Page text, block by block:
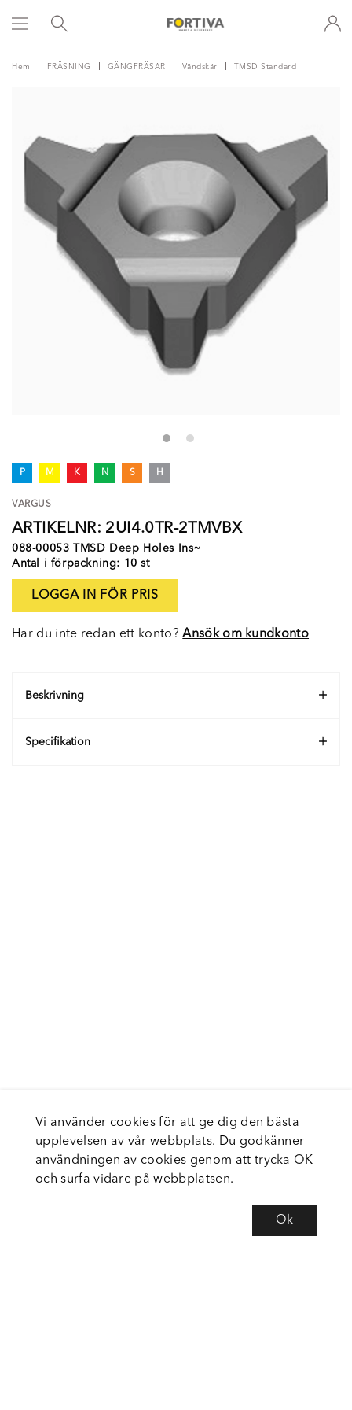
Hem FRÄSNING GÄNGFRÄSAR Vändskär TMSD Standard
P M K N S H
VARGUS
ARTIKELNR: 2UI4.0TR-2TMVBX
088-00053 TMSD Deep Holes Ins~
Antal i förpackning: 10 st
LOGGA IN FÖR PRIS
Har du inte redan ett konto?Ansök om kundkonto
Beskrivning
Specifikation
Vi använder cookies för att ge dig den bästa
upplevelsen av vår webbplats. Du godkänner
användningen av cookies genom att trycka OK
och surfa vidare på webbplatsen.
Ok